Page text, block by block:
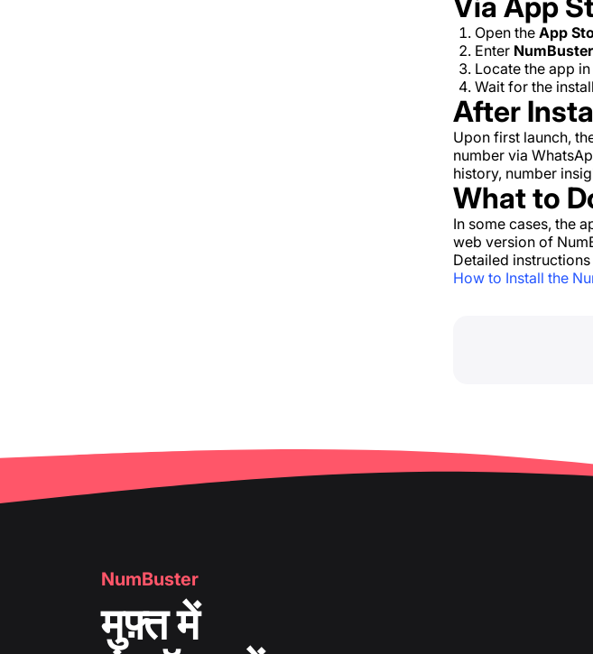
Open the App
Enter NumBuster
Locate the app
Wait for the
After
Upon first launch,
number via
history, number
What to
In some cases, the
web version of
Detailed
How to Install the
NumBuster
मुफ़्त में